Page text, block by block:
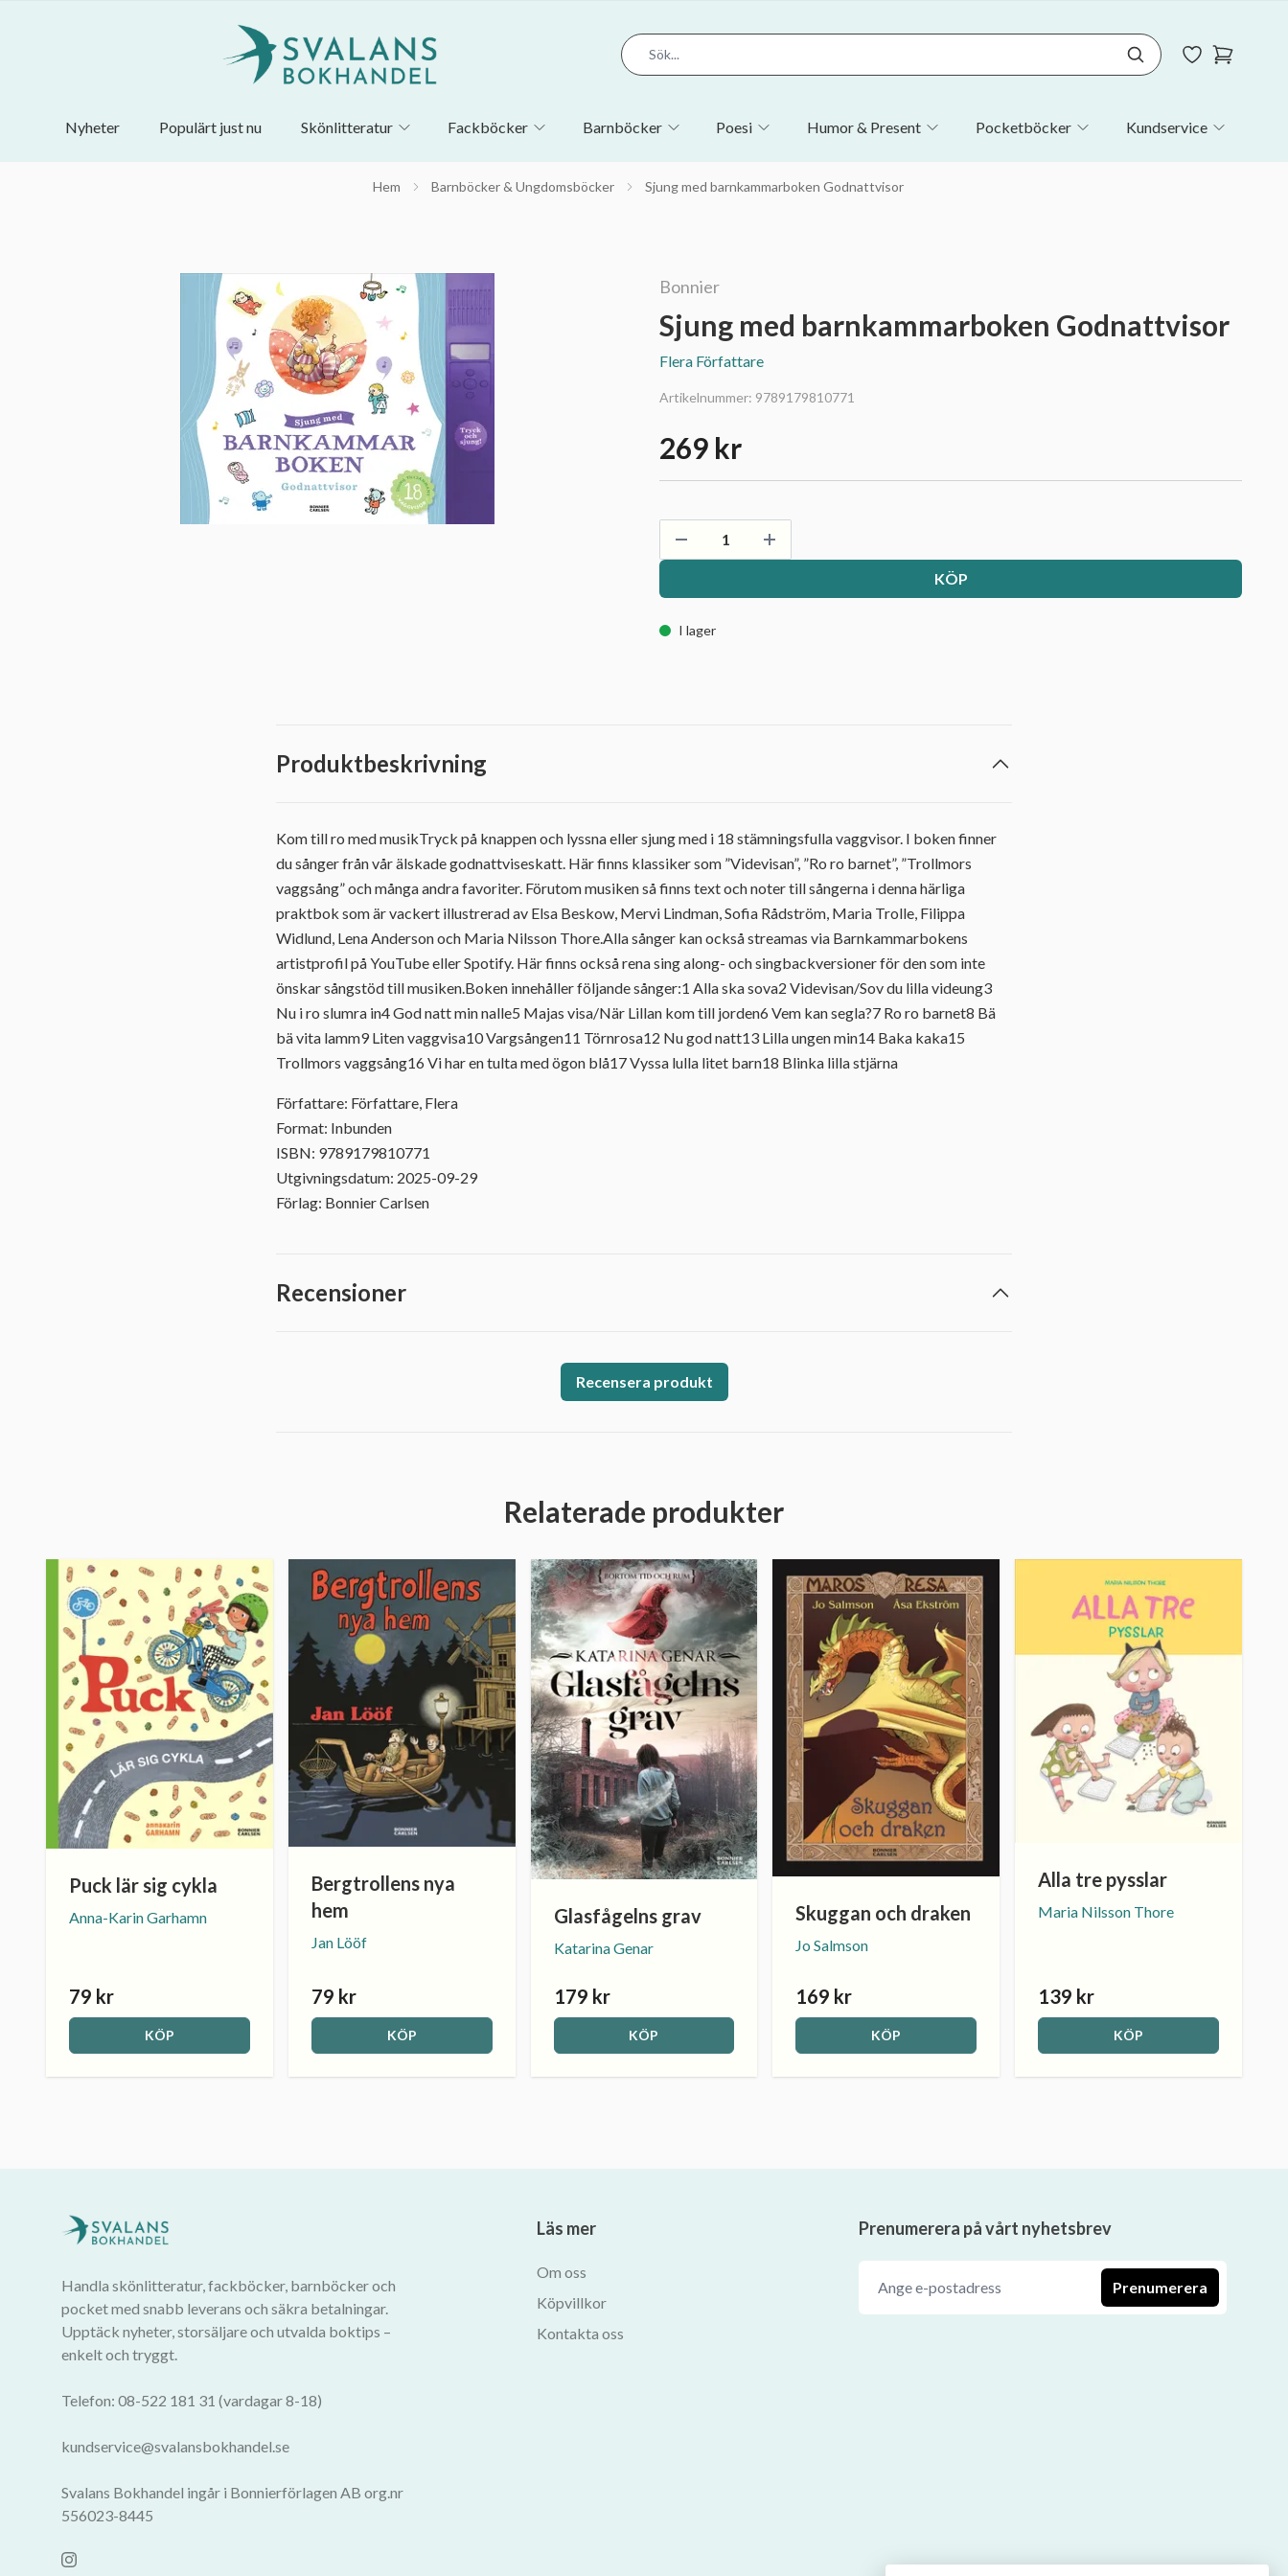
Nyheter Populärt just nu Skönlitteratur Fackböcker Barnböcker Poesi Humor & Present Pocketböcker Kundservice
Hem Barnböcker & Ungdomsböcker Sjung med barnkammarboken Godnattvisor
Bonnier
Sjung med barnkammarboken Godnattvisor
Flera Författare
Artikelnummer: 9789179810771
269 kr
KÖP
I lager
Produktbeskrivning
Kom till ro med musikTryck på knappen och lyssna eller sjung med i 18 stämningsfulla vaggvisor. I boken finner
du sånger från vår älskade godnattviseskatt. Här finns klassiker som ”Videvisan”, ”Ro ro barnet”, ”Trollmors
vaggsång” och många andra favoriter. Förutom musiken så finns text och noter till sångerna i denna härliga
praktbok som är vackert illustrerad av Elsa Beskow, Mervi Lindman, Sofia Rådström, Maria Trolle, Filippa
Widlund, Lena Anderson och Maria Nilsson Thore.Alla sånger kan också streamas via Barnkammarbokens
artistprofil på YouTube eller Spotify. Här finns också rena sing along- och singbackversioner för den som inte
önskar sångstöd till musiken.Boken innehåller följande sånger:1 Alla ska sova2 Videvisan/Sov du lilla videung3
Nu i ro slumra in4 God natt min nalle5 Majas visa/När Lillan kom till jorden6 Vem kan segla?7 Ro ro barnet8 Bä
bä vita lamm9 Liten vaggvisa10 Vargsången11 Törnrosa12 Nu god natt13 Lilla ungen min14 Baka kaka15
Trollmors vaggsång16 Vi har en tulta med ögon blå17 Vyssa lulla litet barn18 Blinka lilla stjärna
Författare: Författare, Flera
Format: Inbunden
ISBN: 9789179810771
Utgivningsdatum: 2025-09-29
Förlag: Bonnier Carlsen
Recensioner
Recensera produkt
Relaterade produkter
Puck lär sig cykla
Anna-Karin Garhamn
79 kr
KÖP
Bergtrollens nya
hem
Jan Lööf
79 kr
KÖP
Glasfågelns grav
Katarina Genar
179 kr
KÖP
Skuggan och draken
Jo Salmson
169 kr
KÖP
Alla tre pysslar
Maria Nilsson Thore
139 kr
KÖP
Handla skönlitteratur, fackböcker, barnböcker och
pocket med snabb leverans och säkra betalningar.
Upptäck nyheter, storsäljare och utvalda boktips –
enkelt och tryggt.
Telefon: 08-522 181 31 (vardagar 8-18)
kundservice@svalansbokhandel.se
Svalans Bokhandel ingår i Bonnierförlagen AB org.nr
556023-8445
Läs mer
Om oss
Köpvillkor
Kontakta oss
Prenumerera på vårt nyhetsbrev
Prenumerera